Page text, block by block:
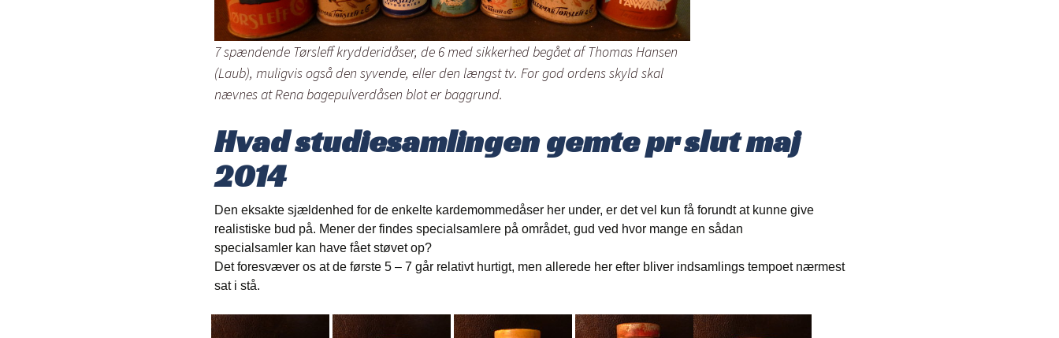
7 spændende Tørsleff krydderidåser, de 6 med sikkerhed begået af Thomas Hansen
(Laub), muligvis også den syvende, eller den længst tv. For god ordens skyld skal
nævnes at Rena bagepulverdåsen blot er baggrund.
Hvad studiesamlingen gemte pr slut maj
2014
Den eksakte sjældenhed for de enkelte kardemommedåser her under, er det vel kun få forundt at kunne give
realistiske bud på. Mener der findes specialsamlere på området, gud ved hvor mange en sådan
specialsamler kan have fået støvet op?
Det foresvæver os at de første 5 – 7 går relativt hurtigt, men allerede her efter bliver indsamlings tempoet nærmest
sat i stå.